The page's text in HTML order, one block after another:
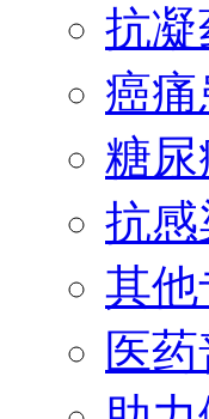
抗凝
癌
糖
抗
其他
医